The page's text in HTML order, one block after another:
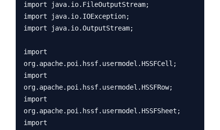
import java.io.FileOutputStream;
import java.io.IOException;
import java.io.OutputStream;
import
org.apache.poi.hssf.usermodel.HSSFCell;
import
org.apache.poi.hssf.usermodel.HSSFRow;
import
org.apache.poi.hssf.usermodel.HSSFSheet;
import